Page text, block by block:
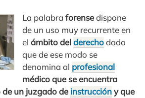
La palabraforensedispone
de un uso muy recurrente en
el ámbito delderechodado
que de ese modo se
denomina al profesional
médico que se encuentra
un juzgado deinstruccióny que